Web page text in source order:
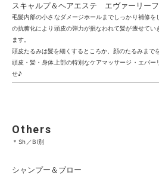
スキャルプ＆ヘアエステ エヴァーリー
毛髪内部の小さなダメージホールまでしっかり補修を
の抗糖化により頭皮の弾力が損なわれて髪が痩せてい
ます。
頭皮たるみは髪を細くするところか、顔のたるみまで
頭皮・髪・身体上部の特別なケアマッサージ・エバー
せ♪
Others
＊Sh／Bl別
シャンプー＆ブロー